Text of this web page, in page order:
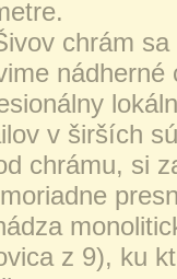
chrám
v širších
chrámu, si
z 9), ku